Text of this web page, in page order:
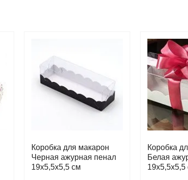
Коробка для макарон
Черная ажурная пенал
19х5,5х5,5 см
Коробка
Белая
19х5,5х5,5